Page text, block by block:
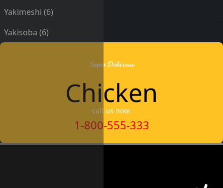
Yakimeshi (6)
Yakisoba (6)
Super Delicious
Chicken
call us now:
1-800-555-333